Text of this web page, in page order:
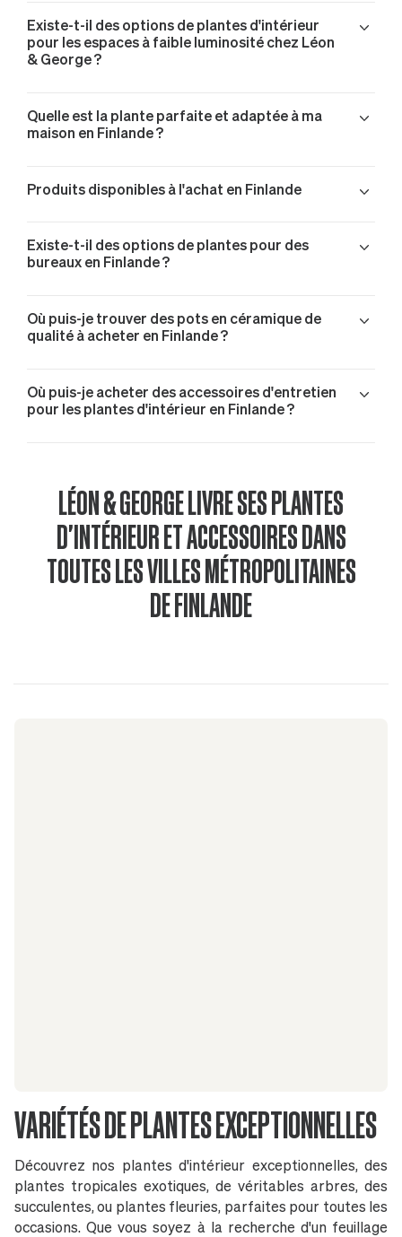
Existe-t-il des options de plantes d'intérieur
pour les espaces à faible luminosité chez Léon
& George ?
Quelle est la plante parfaite et adaptée à ma
maison en Finlande ?
Produits disponibles à l'achat en Finlande
Acheter un Joyau de Zanzibar en Finlande
Acheter un Pothos Cascade en Finlande
Acheter un Pothos Cascade en Finlande
Acheter un Ficus Elastica Abidjan en Finlande
Existe-t-il des options de plantes pour des
bureaux en Finlande ?
Où puis-je trouver des pots en céramique de
qualité à acheter en Finlande ?
Où puis-je acheter des accessoires d'entretien
pour les plantes d'intérieur en Finlande ?
LÉON & GEORGE LIVRE SES PLANTES
D'INTÉRIEUR ET ACCESSOIRES DANS
TOUTES LES VILLES MÉTROPOLITAINES
DE FINLANDE
VARIÉTÉS DE PLANTES EXCEPTIONNELLES
Découvrez nos plantes d'intérieur exceptionnelles, des
plantes tropicales exotiques, de véritables arbres, des
succulentes, ou plantes fleuries, parfaites pour toutes les
occasions. Que vous soyez à la recherche d'un feuillage